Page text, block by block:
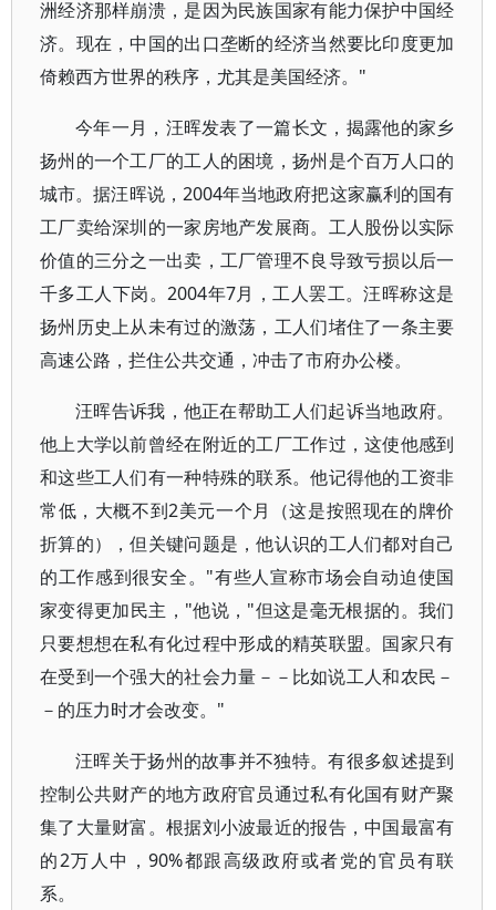
洲经济那样崩溃，是因为民族国家有能力保护中国经
济。现在，中国的出口垄断的经济当然要比印度更加
倚赖西方世界的秩序，尤其是美国经济。"
今年一月，汪晖发表了一篇长文，揭露他的家乡
扬州的一个工厂的工人的困境，扬州是个百万人口的
城市。据汪晖说，2004年当地政府把这家赢利的国有
工厂卖给深圳的一家房地产发展商。工人股份以实际
价值的三分之一出卖，工厂管理不良导致亏损以后一
千多工人下岗。2004年7月，工人罢工。汪晖称这是
扬州历史上从未有过的激荡，工人们堵住了一条主要
高速公路，拦住公共交通，冲击了市府办公楼。
汪晖告诉我，他正在帮助工人们起诉当地政府。
他上大学以前曾经在附近的工厂工作过，这使他感到
和这些工人们有一种特殊的联系。他记得他的工资非
常低，大概不到2美元一个月（这是按照现在的牌价
折算的），但关键问题是，他认识的工人们都对自己
的工作感到很安全。"有些人宣称市场会自动迫使国
家变得更加民主，"他说，"但这是毫无根据的。我们
只要想想在私有化过程中形成的精英联盟。国家只有
在受到一个强大的社会力量－－比如说工人和农民－
－的压力时才会改变。"
汪晖关于扬州的故事并不独特。有很多叙述提到
控制公共财产的地方政府官员通过私有化国有财产聚
集了大量财富。根据刘小波最近的报告，中国最富有
的2万人中，90%都跟高级政府或者党的官员有联
系。